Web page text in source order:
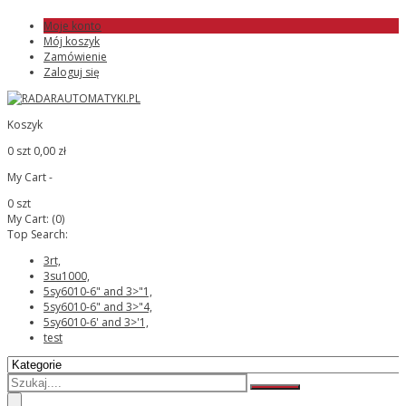
Moje konto
Mój koszyk
Zamówienie
Zaloguj się
Koszyk
0 szt 0,00 zł
My Cart -
0 szt
My Cart: (0)
Top Search:
3rt,
3su1000,
5sy6010-6" and 3>"1,
5sy6010-6" and 3>"4,
5sy6010-6' and 3>'1,
test